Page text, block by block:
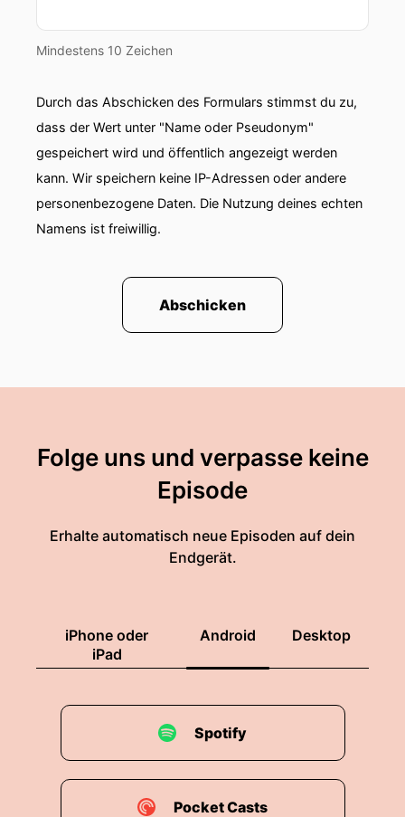
Mindestens 10 Zeichen
Durch das Abschicken des Formulars stimmst du zu,
dass der Wert unter "Name oder Pseudonym"
gespeichert wird und öffentlich angezeigt werden
kann. Wir speichern keine IP-Adressen oder andere
personenbezogene Daten. Die Nutzung deines echten
Namens ist freiwillig.
Abschicken
Folge uns und verpasse keine
Episode
Erhalte automatisch neue Episoden auf dein
Endgerät.
iPhone oder
iPad
Android Desktop
Spotify
Pocket Casts